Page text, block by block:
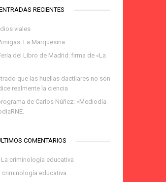
RECIENTES
viales
La Marquesina
del Libro de Madrid: firma de «La
que las huellas dactilares no son
realmente la ciencia
de Carlos Núñez: «Mediodía
COMENTARIOS
La criminología educativa
criminología educativa